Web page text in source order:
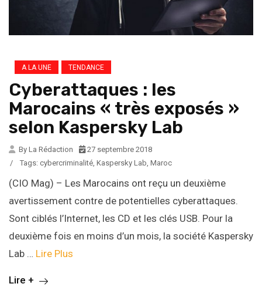
A LA UNE TENDANCE
Cyberattaques : les
Marocains « très exposés »
selon Kaspersky Lab
By La Rédaction
27 septembre 2018
/
Tags: cybercriminalité, Kaspersky Lab, Maroc
(CIO Mag) – Les Marocains ont reçu un deuxième
avertissement contre de potentielles cyberattaques.
Sont ciblés l’Internet, les CD et les clés USB. Pour la
deuxième fois en moins d’un mois, la société Kaspersky
Lab … Lire Plus
Lire +